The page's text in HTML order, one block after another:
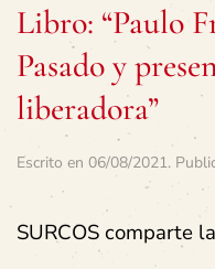
Libro: “Paulo
Pasado y
liberadora”
Escrito en 06/08/2021.
SURCOS comparte